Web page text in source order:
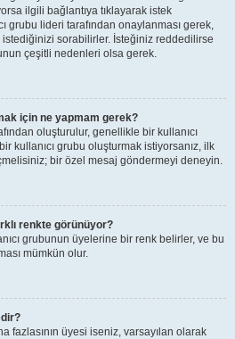
ilgili bağlantıya tıklayarak istek
grubu lideri tarafından onaylanması gerek,
sorabilirler. İsteğiniz reddedilirse
çeşitli nedenleri olsa gerek.
için ne yapmam gerek?
oluşturulur, genellikle bir kullanıcı
kullanıcı grubu oluşturmak istiyorsanız, ilk
bir özel mesaj göndermeyi deneyin.
renkte görünüyor?
grubunun üyelerine bir renk belirler, ve bu
mümkün olur.
fazlasının üyesi iseniz, varsayılan olarak